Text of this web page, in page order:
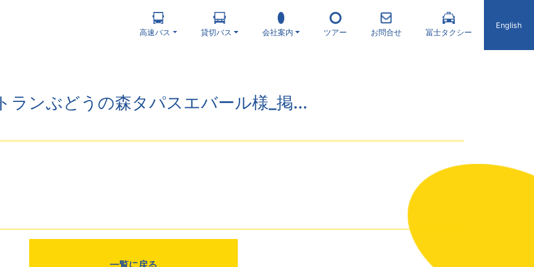
高速バス 貸切バス 会社案内 ツアー お問合せ 冨士タクシー
English
ランぶどうの森タパスエバール様_掲...
一覧に戻る